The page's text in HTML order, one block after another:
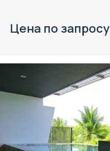
Цена по запросу